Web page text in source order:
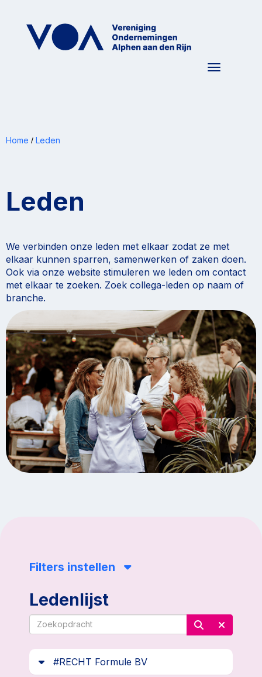
Toggle
Home / Leden
Leden
We verbinden onze leden met elkaar zodat ze met
elkaar kunnen sparren, samenwerken of zaken doen.
Ook via onze website stimuleren we leden om contact
met elkaar te zoeken. Zoek collega-leden op naam of
branche.
Filters instellen
Ledenlijst
#RECHT Formule BV